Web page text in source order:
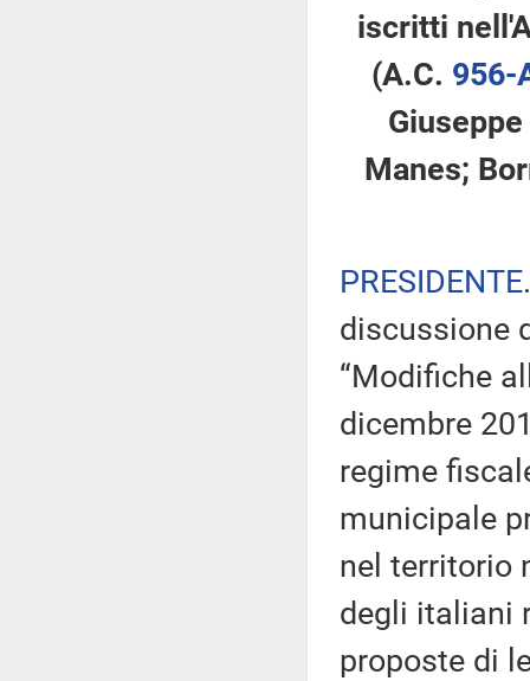
iscritti
(A.C. 956-
Manes;
PRESIDENTE
discussione
“Modifiche
dicembre
regime
municipale
nel territorio
degli italiani
proposte di